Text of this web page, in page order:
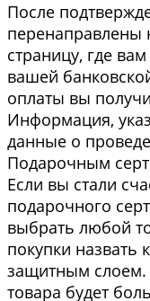
После
страницу, где
вашей
оплаты вы
Информация,
данные о
Подарочным
Если вы стали
подарочного
выбрать любой
покупки назвать
защитным слоем.
товара будет